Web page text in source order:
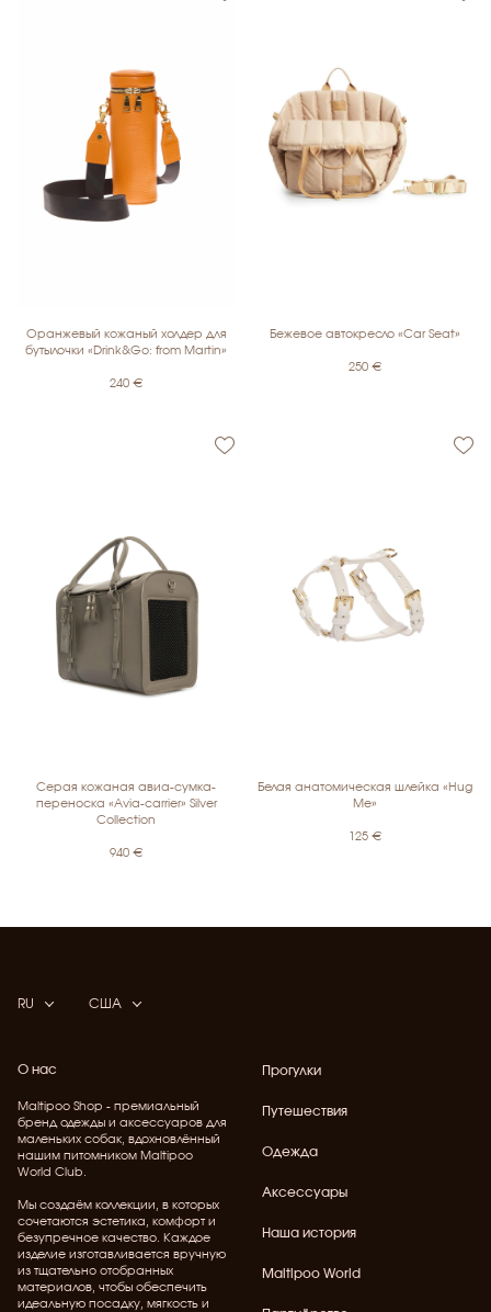
Оранжевый кожаный холдер для
бутылочки «Drink&Go: from Martin»
240 €
Бежевое автокресло «Car Seat»
250 €
Серая кожаная авиа-сумка-
переноска «Avia-carrier» Silver
Collection
940 €
Белая анатомическая шлейка «Hug
Me»
125 €
RU США
Прогулки
Путешествия
Одежда
Аксессуары
Наша история
Maltipoo World
О нас
Maltipoo Shop - премиальный
бренд одежды и аксессуаров для
маленьких собак, вдохновлённый
нашим питомником Maltipoo
World Club.
Мы создаём коллекции, в которых
сочетаются эстетика, комфорт и
безупречное качество. Каждое
изделие изготавливается вручную
из тщательно отобранных
материалов, чтобы обеспечить
идеальную посадку, мягкость и